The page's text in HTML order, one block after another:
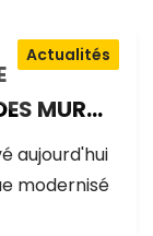
MURS,
Actualités
aujourd'hui
modernisé